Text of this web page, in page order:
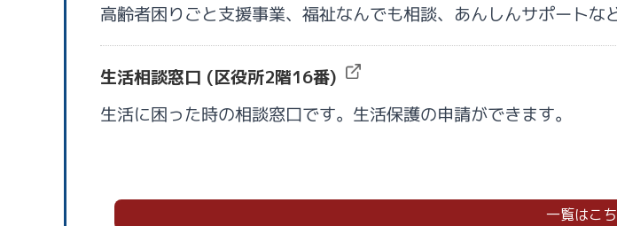
高齢者困りごと支援事業、福祉なんでも相談、あんしんサポートな
生活相談窓口 (区役所2階16番)
生活に困った時の相談窓口です。生活保護の申請ができます。
一覧はこ